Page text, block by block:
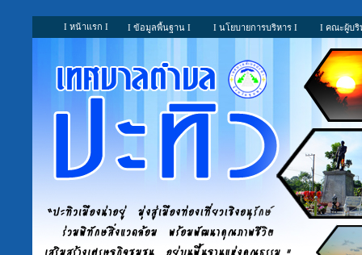
I หน้าแรก I I ข้อมูลพื้นฐาน I I นโยบายการบริหาร I I คณะผู้บริ